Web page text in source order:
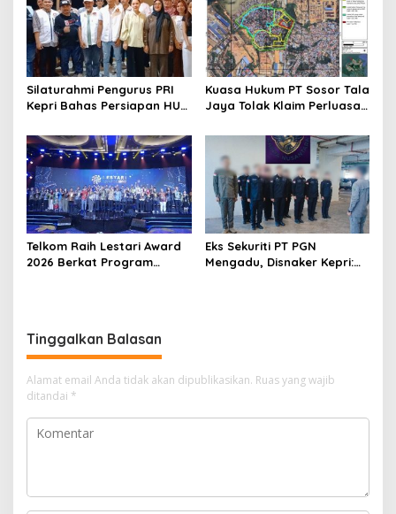
Silaturahmi Pengurus PRI
Kepri Bahas Persiapan HUT
Konsolidasi Partai
Kuasa Hukum PT Sosor Tala
Jaya Tolak Klaim Perluasan
Telkom Raih Lestari Award
2026 Berkat Program
Eks Sekuriti PT PGN
Mengadu, Disnaker Kepri:
Tinggalkan Balasan
Alamat email Anda tidak akan dipublikasikan. Ruas yang wajib
ditandai *